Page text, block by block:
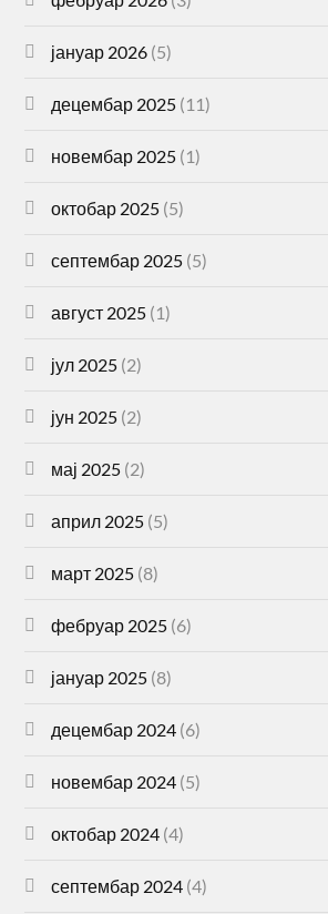
јануар 2026 (5)
децембар 2025 (11)
новембар 2025 (1)
октобар 2025 (5)
септембар 2025 (5)
август 2025 (1)
јул 2025 (2)
јун 2025 (2)
мај 2025 (2)
април 2025 (5)
март 2025 (8)
фебруар 2025 (6)
јануар 2025 (8)
децембар 2024 (6)
новембар 2024 (5)
октобар 2024 (4)
септембар 2024 (4)